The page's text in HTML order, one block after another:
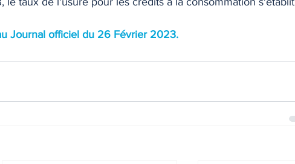
Défiscalisation Fiscalité de l'investissement
Journal officiel du 26 Février 2023.